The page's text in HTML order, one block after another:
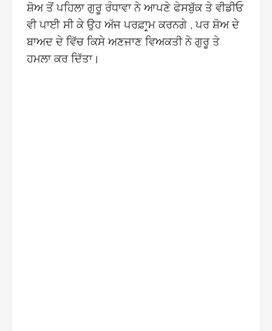
ਸ਼ੋਅ ਤੋਂ ਪਹਿਲਾ ਗੁਰੂ ਰੰਧਾਵਾ ਨੇ ਆਪਣੇ ਫੇਸਬੁੱਕ ਤੇ ਵੀਡੀਓ
ਵੀ ਪਾਈ ਸੀ ਕੇ ਉਹ ਅੱਜ ਪਰਫ਼ਾਰ੍ਮ ਕਰਨਗੇ , ਪਰ ਸ਼ੋਅ ਦੇ
ਬਾਅਦ ਦੇ ਵਿੱਚ ਕਿਸੇ ਅਣਜਾਣ ਵਿਅਕਤੀ ਨੇ ਗੁਰੂ ਤੇ
ਹਮਲਾ ਕਰ ਦਿੱਤਾ।